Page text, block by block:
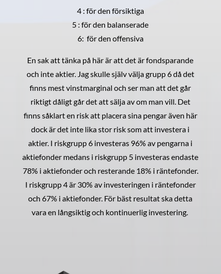
4 : för den försiktiga
5 : för den balanserade
6: för den offensiva
En sak att tänka på här är att det är fondsparande
och inte aktier. Jag skulle själv välja grupp 6 då det
finns mest vinstmarginal och ser man att det går
riktigt dåligt går det att sälja av om man vill. Det
finns såklart en risk att placera sina pengar även här
dock är det inte lika stor risk som att investera i
aktier. I riskgrupp 6 investeras 96% av pengarna i
aktiefonder medans i riskgrupp 5 investeras endaste
78% i aktiefonder och resterande 18% i räntefonder.
I riskgrupp 4 är 30% av investeringen i räntefonder
och 67% i aktiefonder. För bäst resultat ska detta
vara en långsiktig och kontinuerlig investering.